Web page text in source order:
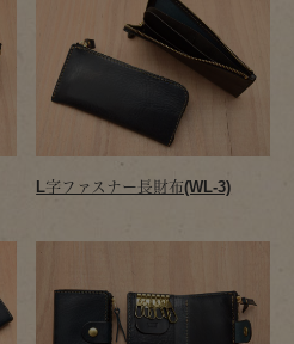
L字ファスナー長財布(WL-3)